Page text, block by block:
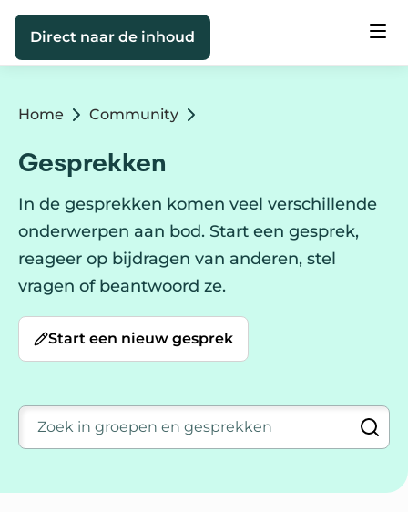
Direct naar de inhoud
Home Community
Gesprekken
In de gesprekken komen veel verschillende
onderwerpen aan bod. Start een gesprek,
reageer op bijdragen van anderen, stel
vragen of beantwoord ze.
Start een nieuw gesprek
Zoek in groepen en gesprekken